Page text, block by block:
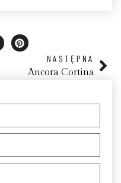
NASTĘPNA
Ancora Cortina